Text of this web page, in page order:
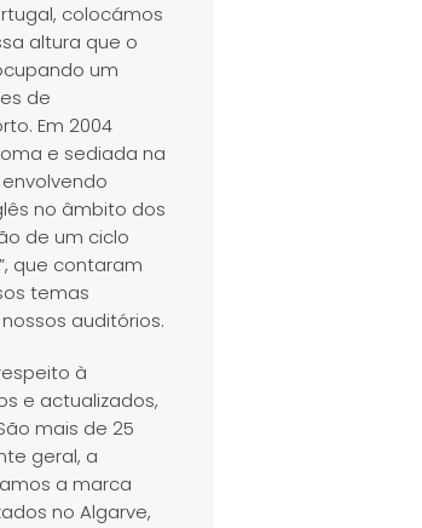
colocámos
altura que o
um
de
Em 2004
e sediada na
no âmbito dos
de um ciclo
que contaram
temas
auditórios.
à
e actualizados,
mais de 25
geral, a
a marca
no Algarve,